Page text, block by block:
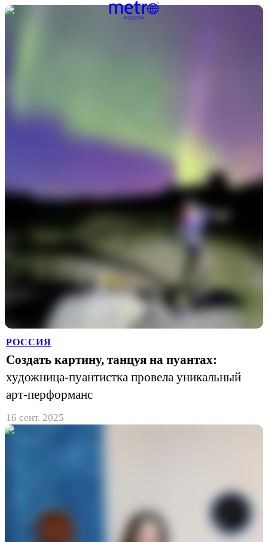
РОССИЯ
Создать картину, танцуя на пуантах:
художница-пуантистка провела уникальный
арт-перформанс
16 сент. 2025